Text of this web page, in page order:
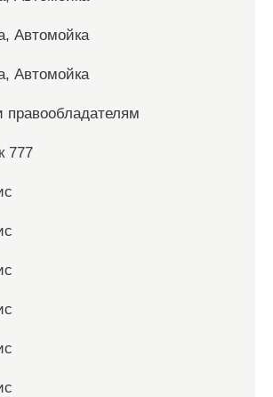
Автомойка
Автомойка
правообладателям
777